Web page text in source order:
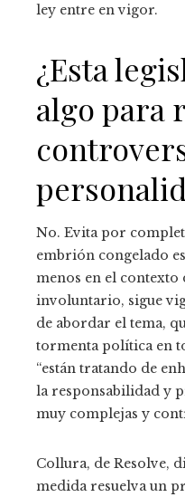
ley entre en vigor.
¿Esta
algo para
No. Evita por
embrión congelado
menos en el
involuntario, sigue
de abordar el tema,
tormenta política en
“están tratando de
la responsabilidad y
muy complejas y
Collura, de Resolve,
medida resuelva un